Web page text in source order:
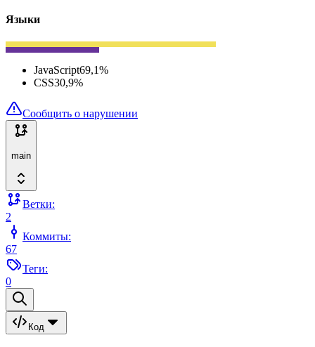
Языки
JavaScript69,1%
CSS30,9%
Сообщить о нарушении
main
Ветки:
2
Коммиты:
67
Теги:
0
Код